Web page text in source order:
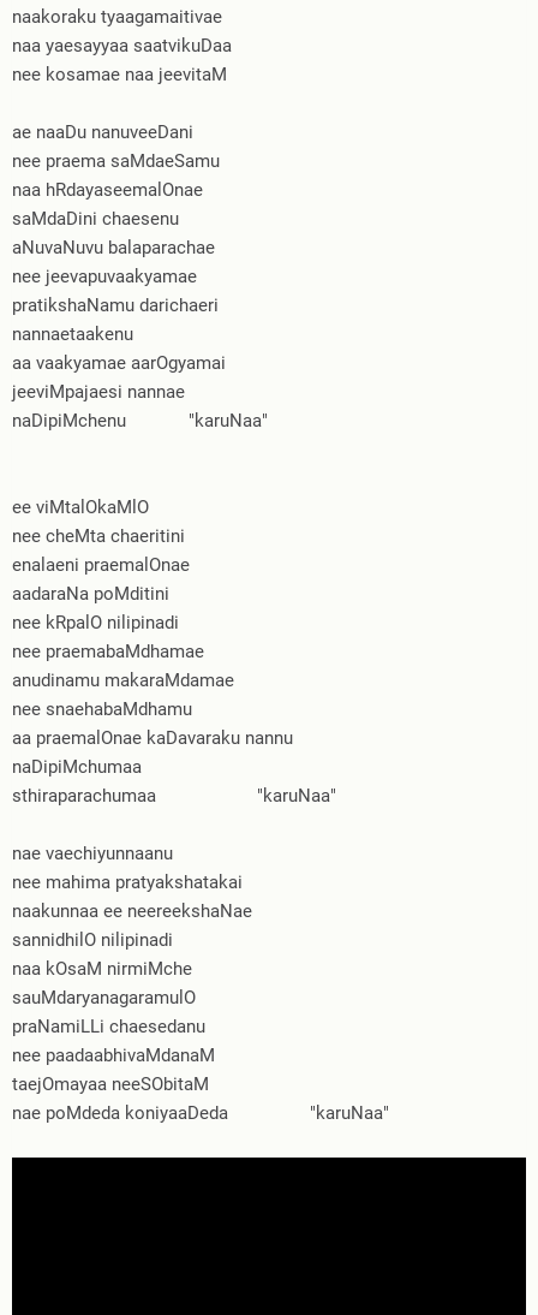
naakoraku tyaagamaitivae
naa yaesayyaa saatvikuDaa
nee kosamae naa jeevitaM
ae naaDu nanuveeDani
nee praema saMdaeSamu
naa hRdayaseemalOnae
saMdaDini chaesenu
aNuvaNuvu balaparachae
nee jeevapuvaakyamae
pratikshaNamu darichaeri
nannaetaakenu
aa vaakyamae aarOgyamai
jeeviMpajaesi nannae
naDipiMchenu "karuNaa"
ee viMtalOkaMlO
nee cheMta chaeritini
enalaeni praemalOnae
aadaraNa poMditini
nee kRpalO nilipinadi
nee praemabaMdhamae
anudinamu makaraMdamae
nee snaehabaMdhamu
aa praemalOnae kaDavaraku nannu
naDipiMchumaa
sthiraparachumaa "karuNaa"
nae vaechiyunnaanu
nee mahima pratyakshatakai
naakunnaa ee neereekshaNae
sannidhilO nilipinadi
naa kOsaM nirmiMche
sauMdaryanagaramulO
praNamiLLi chaesedanu
nee paadaabhivaMdanaM
taejOmayaa neeSObitaM
nae poMdeda koniyaaDeda "karuNaa"